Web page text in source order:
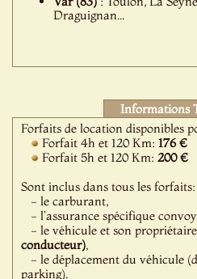
Draguignan...
Informations
Forfaits de location disponibles
Forfait 4h et 120 Km:176 €
Forfait 5h et 120 Km:200 €
Sont inclus dans tous les forfaits:
- le carburant,
- l'assurance spécifique
- le véhicule et son propriétaire
conducteur),
- le déplacement du véhicule
parking).